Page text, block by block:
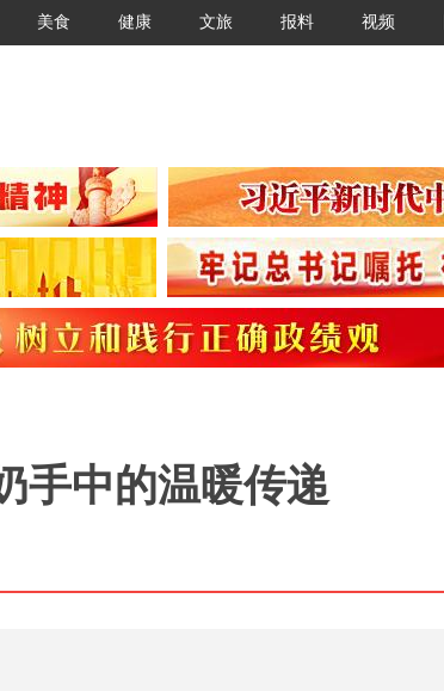
美食 健康 文旅 报料 视频
手中的温暖传递